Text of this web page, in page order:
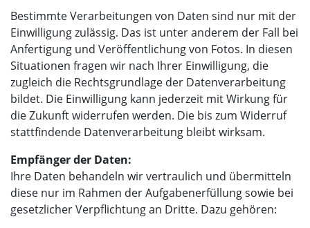
Bestimmte Verarbeitungen von Daten sind nur mit der
Einwilligung zulässig. Das ist unter anderem der Fall bei
Anfertigung und Veröffentlichung von Fotos. In diesen
Situationen fragen wir nach Ihrer Einwilligung, die
zugleich die Rechtsgrundlage der Datenverarbeitung
bildet. Die Einwilligung kann jederzeit mit Wirkung für
die Zukunft widerrufen werden. Die bis zum Widerruf
stattfindende Datenverarbeitung bleibt wirksam.
Empfänger der Daten:
Ihre Daten behandeln wir vertraulich und übermitteln
diese nur im Rahmen der Aufgabenerfüllung sowie bei
gesetzlicher Verpflichtung an Dritte. Dazu gehören: